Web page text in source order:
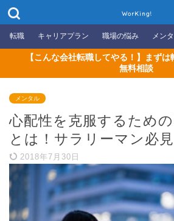
WorKing!
転職 キャリアプラン 職場の悩み メン
【こんな会社転職してやる！】まず
無料相談
メンタル
心配性を克服するため
とは！サラリーマン必見
2018年7月30日